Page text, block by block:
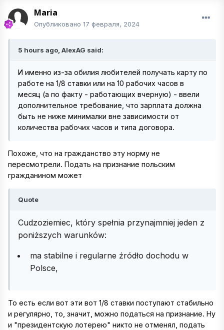
Maria
Опубликовано 17 февраля, 2024
5 hours ago, AlexAG said:
И именно из-за обилия любителей получать карту по
работе на 1/8 ставки или на 10 рабочих часов в
месяц (а по факту - работающих вчерную) - ввели
дополнительное требование, что зарплата должна
быть не ниже минималки вне зависимости от
количества рабочих часов и типа договора.
Похоже, что на гражданство эту норму не
пересмотрели. Подать на признание польским
гражданином может
Quote
Cudzoziemiec, który spełnia przynajmniej jeden z
poniższych warunków:
ma stabilne i regularne źródło dochodu w
Polsce,
То есть если вот эти вот 1/8 ставки поступают стабильно
и регулярно, то, значит, можно податься на признание. Ну
и "президентскую лотерею" никто не отменял, подать